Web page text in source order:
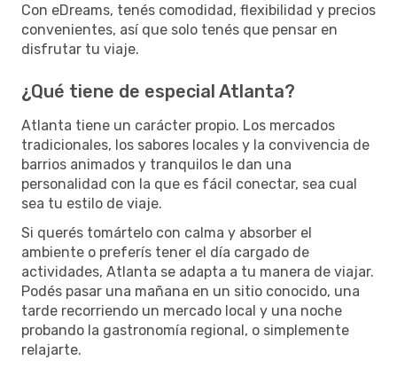
Con eDreams, tenés comodidad, flexibilidad y precios
convenientes, así que solo tenés que pensar en
disfrutar tu viaje.
¿Qué tiene de especial Atlanta?
Atlanta tiene un carácter propio. Los mercados
tradicionales, los sabores locales y la convivencia de
barrios animados y tranquilos le dan una
personalidad con la que es fácil conectar, sea cual
sea tu estilo de viaje.
Si querés tomártelo con calma y absorber el
ambiente o preferís tener el día cargado de
actividades, Atlanta se adapta a tu manera de viajar.
Podés pasar una mañana en un sitio conocido, una
tarde recorriendo un mercado local y una noche
probando la gastronomía regional, o simplemente
relajarte.